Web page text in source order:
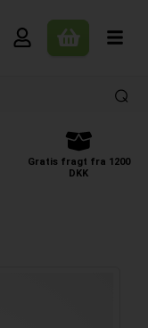
Gratis fragt fra 1200
DKK